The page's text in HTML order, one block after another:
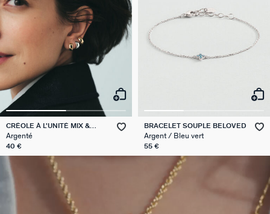
CRÉOLE À L'UNITÉ MIX &
MATCH
Argenté
40 €
BRACELET SOUPLE BELOVED
Argent / Bleu vert
55 €